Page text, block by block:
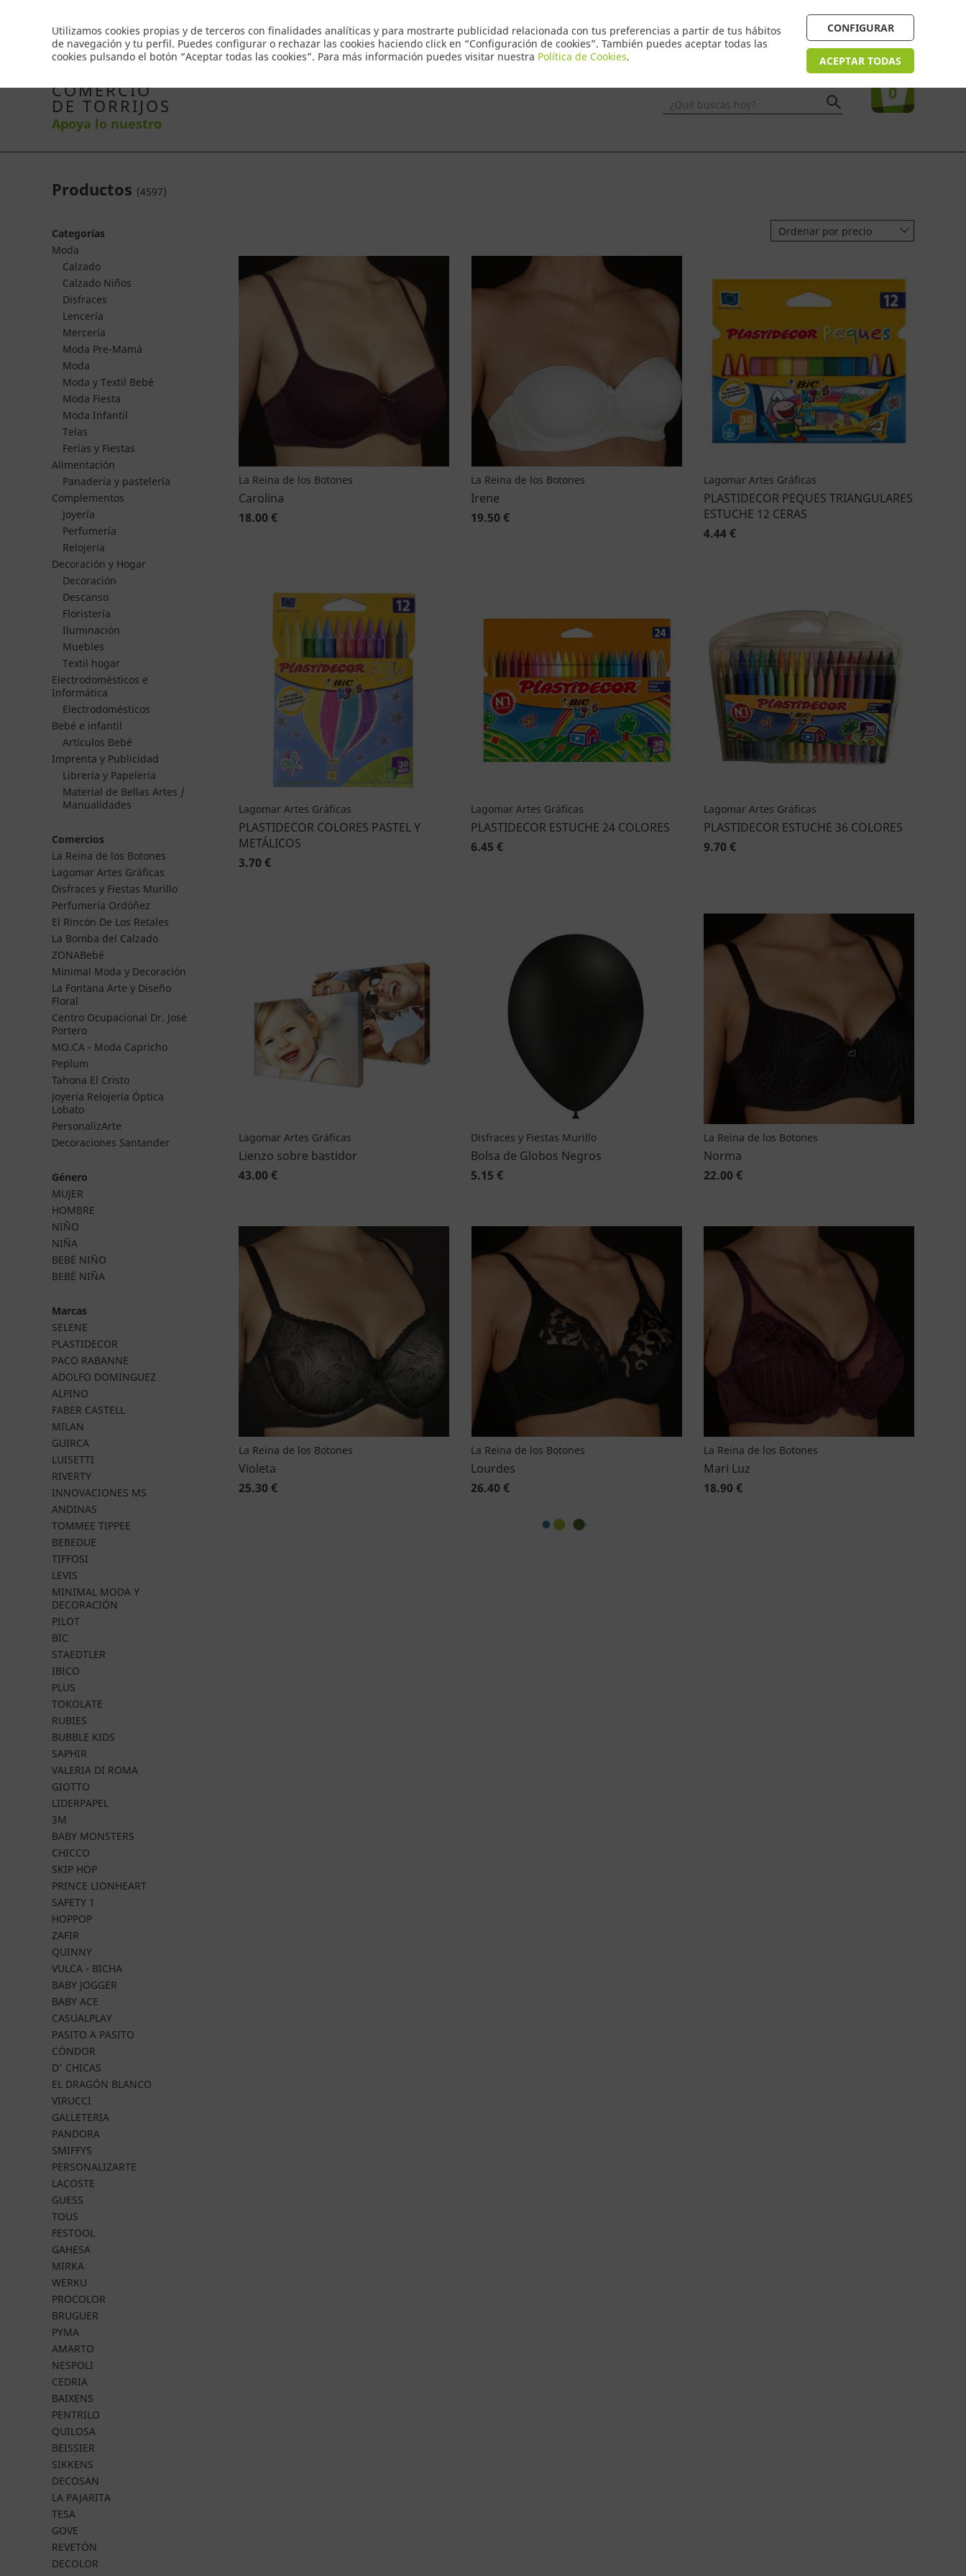
Utilizamos cookies propias y de terceros con finalidades analíticas y para mostrarte publicidad relacionada con tus preferencias a partir de tus hábitos
de navegación y tu perfil. Puedes configurar o rechazar las cookies haciendo click en “Configuración de cookies”. También puedes aceptar todas las
cookies pulsando el botón “Aceptar todas las cookies”. Para más información puedes visitar nuestra Política de Cookies.
CONFIGURAR
ACEPTAR TODAS
¿Necesitas ayuda? FAQ
Tu compra
0
Inicio Productos Comercios Ofertas Contacto
¿Qué buscas hoy?
COMERCIO
DE TORRIJOS
Apoya lo nuestro
Productos (4597)
Categorías
Moda
Calzado
Calzado Niños
Disfraces
Lencería
Mercería
Moda Pre-Mamá
Moda
Moda y Textil Bebé
Moda Fiesta
Moda Infantil
Telas
Ferias y Fiestas
Alimentación
Panadería y pastelería
Complementos
Joyería
Perfumería
Relojería
Decoración y Hogar
Decoración
Descanso
Floristería
Iluminación
Muebles
Textil hogar
Electrodomésticos e
Informática
Electrodomésticos
Bebé e infantil
Artículos Bebé
Imprenta y Publicidad
Librería y Papelería
Material de Bellas Artes /
Manualidades
Comercios
La Reina de los Botones
Lagomar Artes Gráficas
Disfraces y Fiestas Murillo
Perfumería Ordóñez
El Rincón De Los Retales
La Bomba del Calzado
ZONABebé
Minimal Moda y Decoración
La Fontana Arte y Diseño
Floral
Centro Ocupacional Dr. José
Portero
MO.CA - Moda Capricho
Peplum
Tahona El Cristo
Joyería Relojería Óptica
Lobato
PersonalizArte
Decoraciones Santander
Género
MUJER
HOMBRE
NIÑO
NIÑA
BEBÉ NIÑO
BEBÉ NIÑA
Marcas
SELENE
PLASTIDECOR
PACO RABANNE
ADOLFO DOMINGUEZ
ALPINO
FABER CASTELL
MILAN
GUIRCA
LUISETTI
RIVERTY
INNOVACIONES MS
ANDINAS
TOMMEE TIPPEE
BEBEDUE
TIFFOSI
LEVIS
MINIMAL MODA Y
DECORACIÓN
PILOT
BIC
STAEDTLER
IBICO
PLUS
TOKOLATE
RUBIES
BUBBLE KIDS
SAPHIR
VALERIA DI ROMA
GIOTTO
LIDERPAPEL
3M
BABY MONSTERS
CHICCO
SKIP HOP
PRINCE LIONHEART
SAFETY 1
HOPPOP
ZAFIR
QUINNY
VULCA - BICHA
BABY JOGGER
BABY ACE
CASUALPLAY
PASITO A PASITO
CÓNDOR
D' CHICAS
EL DRAGÓN BLANCO
VIRUCCI
GALLETERIA
PANDORA
SMIFFYS
PERSONALIZARTE
LACOSTE
GUESS
TOUS
FESTOOL
GAHESA
MIRKA
WERKU
PROCOLOR
BRUGUER
PYMA
AMARTO
NESPOLI
CEDRIA
BAIXENS
PENTRILO
QUILOSA
BEISSIER
SIKKENS
DECOSAN
LA PAJARITA
TESA
GOVE
REVETÓN
DECOLOR
Ordenar por precio
La Reina de los Botones
Carolina
18.00 €
La Reina de los Botones
Irene
19.50 €
Lagomar Artes Gráficas
PLASTIDECOR PEQUES TRIANGULARES
ESTUCHE 12 CERAS
4.44 €
Lagomar Artes Gráficas
PLASTIDECOR COLORES PASTEL Y
METÁLICOS
3.70 €
Lagomar Artes Gráficas
PLASTIDECOR ESTUCHE 24 COLORES
6.45 €
Lagomar Artes Gráficas
PLASTIDECOR ESTUCHE 36 COLORES
9.70 €
Lagomar Artes Gráficas
Lienzo sobre bastidor
43.00 €
Disfraces y Fiestas Murillo
Bolsa de Globos Negros
5.15 €
La Reina de los Botones
Norma
22.00 €
La Reina de los Botones
Violeta
25.30 €
La Reina de los Botones
Lourdes
26.40 €
La Reina de los Botones
Mari Luz
18.90 €